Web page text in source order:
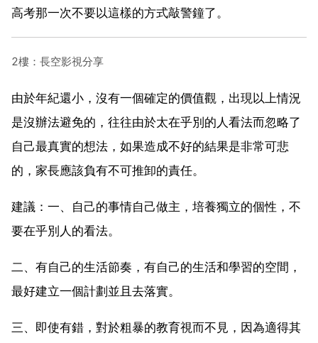
高考那一次不要以這樣的方式敲警鐘了。
2樓：長空影視分享
由於年紀還小，沒有一個確定的價值觀，出現以上情況
是沒辦法避免的，往往由於太在乎別的人看法而忽略了
自己最真實的想法，如果造成不好的結果是非常可悲
的，家長應該負有不可推卸的責任。
建議：一、自己的事情自己做主，培養獨立的個性，不
要在乎別人的看法。
二、有自己的生活節奏，有自己的生活和學習的空間，
最好建立一個計劃並且去落實。
三、即使有錯，對於粗暴的教育視而不見，因為適得其